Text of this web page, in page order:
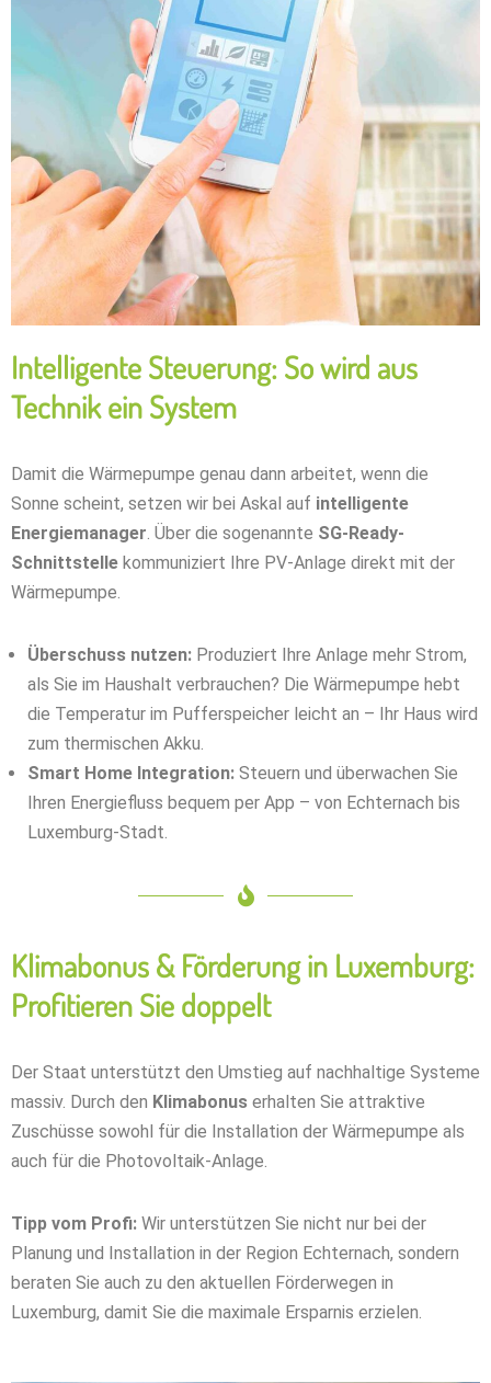
Intelligente Steuerung: So wird aus
Technik ein System
Damit die Wärmepumpe genau dann arbeitet, wenn die
Sonne scheint, setzen wir bei Askal auf intelligente
Energiemanager . Über die sogenannte SG-Ready-
Schnittstelle kommuniziert Ihre PV-Anlage direkt mit der
Wärmepumpe.
Überschuss nutzen: Produziert Ihre Anlage mehr Strom,
als Sie im Haushalt verbrauchen? Die Wärmepumpe hebt
die Temperatur im Pufferspeicher leicht an – Ihr Haus wird
zum thermischen Akku.
Smart Home Integration: Steuern und überwachen Sie
Ihren Energiefluss bequem per App – von Echternach bis
Luxemburg-Stadt.
Klimabonus & Förderung in Luxemburg:
Profitieren Sie doppelt
Der Staat unterstützt den Umstieg auf nachhaltige Systeme
massiv. Durch den Klimabonus erhalten Sie attraktive
Zuschüsse sowohl für die Installation der Wärmepumpe als
auch für die Photovoltaik-Anlage.
Tipp vom Profi: Wir unterstützen Sie nicht nur bei der
Planung und Installation in der Region Echternach, sondern
beraten Sie auch zu den aktuellen Förderwegen in
Luxemburg, damit Sie die maximale Ersparnis erzielen.